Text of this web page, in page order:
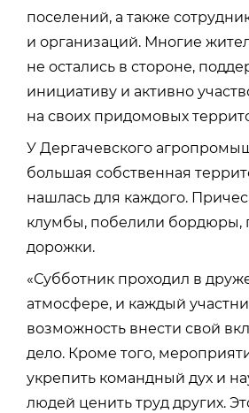
поселений, а также
и организаций. Многие
не остались в стороне,
инициативу и активно
на своих придомовых
У Дергачевского
большая собственная
нашлась для каждого.
клумбы, побелили бордюры,
дорожки.
«Субботник проходил в
атмосфере, и каждый
возможность внести свой
дело. Кроме того,
укрепить командный дух и
людей ценить труд других.